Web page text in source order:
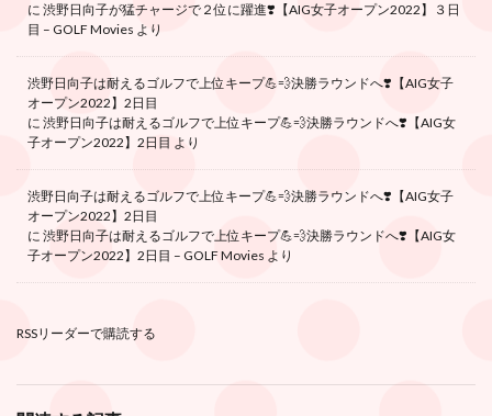
に 渋野日向子が猛チャージで２位に躍進❣️【AIG女子オープン2022】３日
目 – GOLF Movies より
渋野日向子は耐えるゴルフで上位キープ💪💨決勝ラウンドへ❣️【AIG女子
オープン2022】2日目
に 渋野日向子は耐えるゴルフで上位キープ💪💨決勝ラウンドへ❣️【AIG女
子オープン2022】2日目 より
渋野日向子は耐えるゴルフで上位キープ💪💨決勝ラウンドへ❣️【AIG女子
オープン2022】2日目
に 渋野日向子は耐えるゴルフで上位キープ💪💨決勝ラウンドへ❣️【AIG女
子オープン2022】2日目 – GOLF Movies より
RSSリーダーで購読する